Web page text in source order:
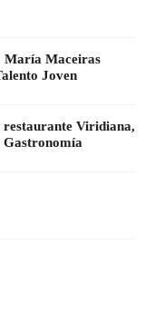
María Maceiras
Joven
Viridiana,
Gastronomía